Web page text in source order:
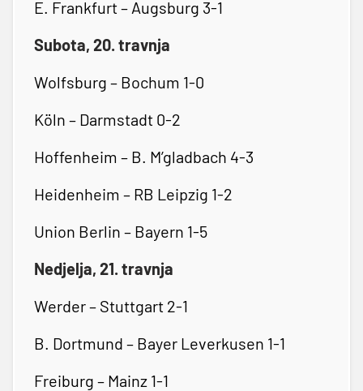
E. Frankfurt – Augsburg 3-1
Subota, 20. travnja
Wolfsburg – Bochum 1-0
Köln – Darmstadt 0-2
Hoffenheim – B. M’gladbach 4-3
Heidenheim – RB Leipzig 1-2
Union Berlin – Bayern 1-5
Nedjelja, 21. travnja
Werder – Stuttgart 2-1
B. Dortmund – Bayer Leverkusen 1-1
Freiburg – Mainz 1-1